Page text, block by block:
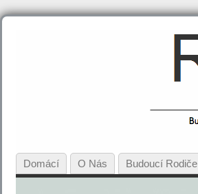
Domácí O Nás Budoucí Rodiče